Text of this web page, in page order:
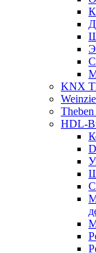
KNX
HDL-